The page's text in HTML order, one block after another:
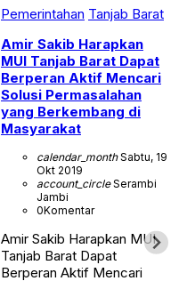
Pemerintahan Tanjab Barat
Amir Sakib Harapkan
MUI Tanjab Barat Dapat
Berperan Aktif Mencari
Solusi Permasalahan
yang Berkembang di
Masyarakat
calendar_monthSabtu, 19
Okt 2019
account_circleSerambi
Jambi
0Komentar
Amir Sakib Harapkan MUI
Tanjab Barat Dapat
Berperan Aktif Mencari